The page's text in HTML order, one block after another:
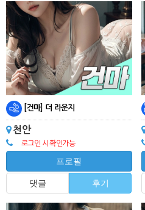
[건마] 더 라운지
천안
로그인 시 확인가능
프로필
댓글 후기